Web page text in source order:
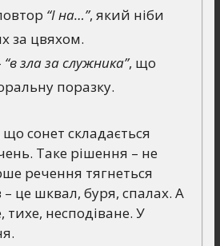
“І на…”, який ніби
за цвяхом.
“в зла за служника”, що
поразку.
що сонет складається
Таке рішення – не
речення тягнеться
– це шквал, буря, спалах. А
тихе, несподіване. У